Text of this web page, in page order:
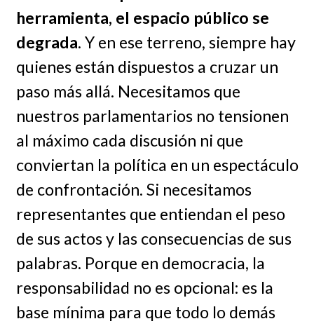
herramienta, el espacio público se
degrada. Y en ese terreno, siempre hay
quienes están dispuestos a cruzar un
paso más allá. Necesitamos que
nuestros parlamentarios no tensionen
al máximo cada discusión ni que
conviertan la política en un espectáculo
de confrontación. Si necesitamos
representantes que entiendan el peso
de sus actos y las consecuencias de sus
palabras. Porque en democracia, la
responsabilidad no es opcional: es la
base mínima para que todo lo demás